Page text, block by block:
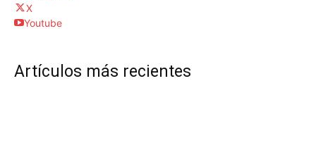
X
Youtube
Artículos más recientes